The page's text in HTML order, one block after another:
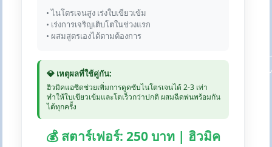
• ไนโตรเจนสูง เร่งใบเขียวเข้ม
• เร่งการเจริญเติบโตในช่วงแรก
• ผสมสูตรเองได้ตามต้องการ
💎 เหตุผลที่ใช้คู่กัน:
ฮิวมิคแอซิดช่วยเพิ่มการดูดซับไนโตรเจนได้ 2-3 เท่า
ทำให้ใบเขียวเข้มและโตเร็วกว่าปกติ ผสมฉีดพ่นพร้อมกัน
ได้ทุกครั้ง
💰 สตาร์เฟอร์: 250 บาท | ฮิวมิค